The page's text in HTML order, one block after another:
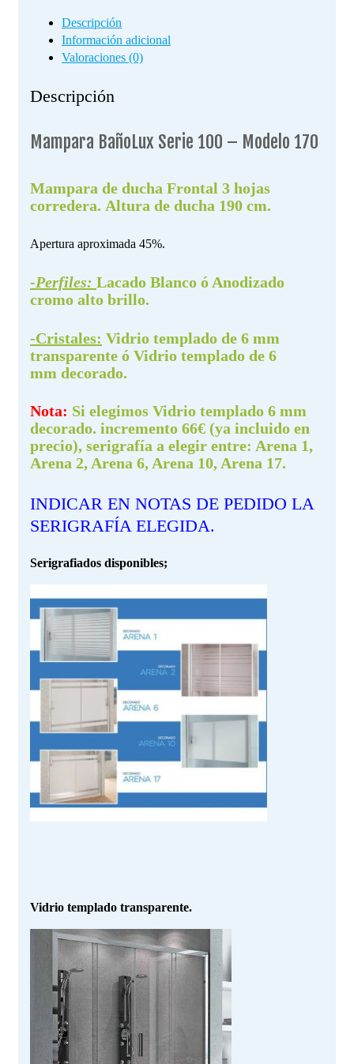
Descripción
Información adicional
Valoraciones (0)
Descripción
Mampara BañoLux Serie 100 – Modelo 170
Mampara de ducha Frontal 3 hojas
corredera. Altura de ducha 190 cm.
Apertura aproximada 45%.
-Perfiles: Lacado Blanco ó Anodizado
cromo alto brillo.
-Cristales: Vidrio templado de 6 mm
transparente ó Vidrio templado de 6
mm decorado.
Nota: Si elegimos Vidrio templado 6 mm
decorado. incremento 66€ (ya incluido en
precio), serigrafía a elegir entre: Arena 1,
Arena 2, Arena 6, Arena 10, Arena 17.
INDICAR EN NOTAS DE PEDIDO LA
SERIGRAFÍA ELEGIDA.
Serigrafiados disponibles;
Vidrio templado transparente.